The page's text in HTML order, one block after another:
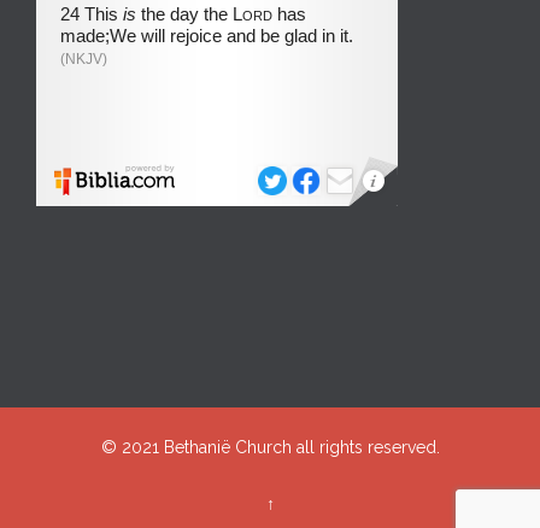
© 2021 Bethanië Church all rights reserved.
↑